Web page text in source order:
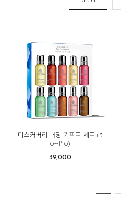
디스커버리 배딩 기프트 세트 (3
0ml*10)
39,000